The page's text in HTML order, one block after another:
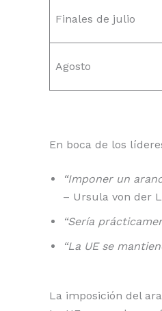
Finales de julio
Agosto
En boca de los
“Imponer un
– Ursula von der
“Sería
“La UE se
La imposición del